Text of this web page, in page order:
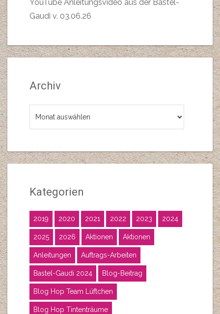
YouTube Anleitungsvideo aus der Bastel-
Gaudi v. 03.06.26
Archiv
Kategorien
2019 2020 2021 2022 2023 2024
2025 2026 Aktionen Aktionen
Anleitungen Auftrags-Arbeiten
Bastel-Gaudi 2024 Blog-Beitrag
Blog Hop Team Lüftchen
Blog Hop Tintenträume